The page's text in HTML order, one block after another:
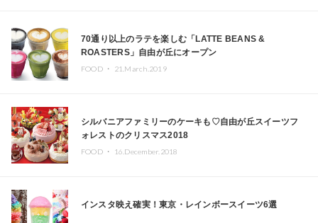
70通り以上のラテを楽しむ「LATTE BEANS &
ROASTERS」自由が丘にオープン
FOOD ・ 21.March.2019
シルバニアファミリーのケーキも♡自由が丘スイーツフ
ォレストのクリスマス2018
FOOD ・ 16.December.2018
インスタ映え確実！東京・レインボースイーツ6選